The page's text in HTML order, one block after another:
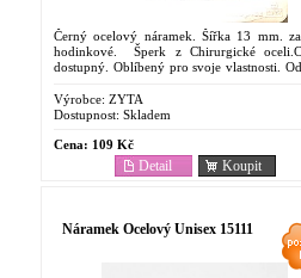
Černý ocelový náramek. Šířka 13 mm.
hodinkové. Šperk z Chirurgické
dostupný. Oblíbený pro svoje vlastnosti.
Výrobce: ZYTA
Dostupnost: Skladem
Cena: 109 Kč
Koupit
Detail
Náramek Ocelový Unisex 15111